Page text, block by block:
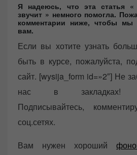
Я надеюсь, что эта статья «
звучит » немного помогла.
комментарии ниже, чтобы мы
вам.
Если вы хотите узнать
быть в курсе, пожалуйста,
сайт. [wysija_form id=»2″] Не
нас в закладках!
Подписывайтесь,
соц.сетях.
Вам нужен хороший